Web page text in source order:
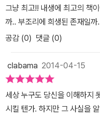
그냥 최고!! 내생에 최고의 책
까.. 부조리에 희생된 존재일
공감 (0) 댓글 (0)
clabama 2014-04-15
세상 누구도 당신을 이해하지
시킬 텐가. 하지만 그 사실을